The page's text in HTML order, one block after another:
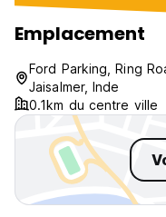
amazing)
Emplacement
Ford Parking, Ring
Jaisalmer, Inde
0.1km du centre ville